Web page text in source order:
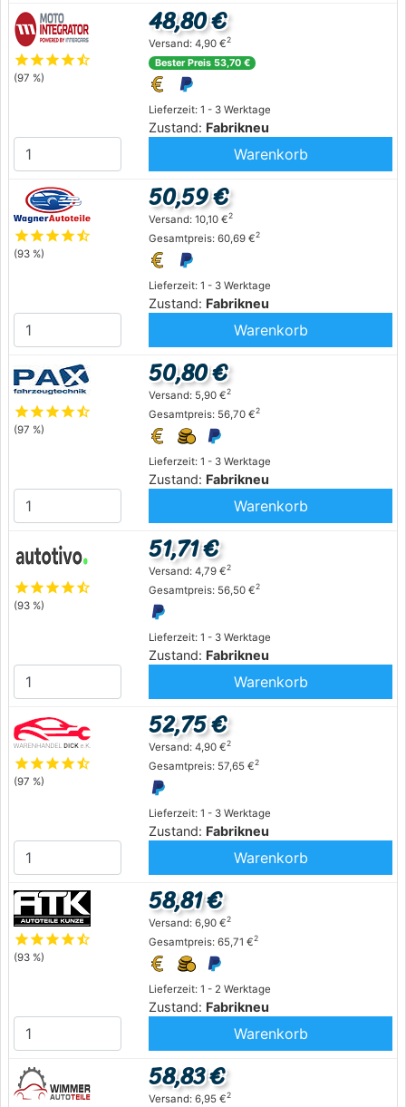
starstarstarstarstar_half
(97 %)
Lieferzeit: 1 - 3 Werktage
Zustand: Fabrikneu
48,80 €
Versand: 4,90 €2
Bester Preis 53,70 €
Warenkorb
starstarstarstarstar_half
(93 %)
Lieferzeit: 1 - 3 Werktage
Zustand: Fabrikneu
50,59 €
Versand: 10,10 €2
Gesamtpreis: 60,69 €2
Warenkorb
starstarstarstarstar_half
(97 %)
Lieferzeit: 1 - 3 Werktage
Zustand: Fabrikneu
50,80 €
Versand: 5,90 €2
Gesamtpreis: 56,70 €2
Warenkorb
starstarstarstarstar_half
(93 %)
Lieferzeit: 1 - 3 Werktage
Zustand: Fabrikneu
51,71 €
Versand: 4,79 €2
Gesamtpreis: 56,50 €2
Warenkorb
starstarstarstarstar_half
(97 %)
Lieferzeit: 1 - 3 Werktage
Zustand: Fabrikneu
52,75 €
Versand: 4,90 €2
Gesamtpreis: 57,65 €2
Warenkorb
starstarstarstarstar_half
(93 %)
Lieferzeit: 1 - 2 Werktage
Zustand: Fabrikneu
58,81 €
Versand: 6,90 €2
Gesamtpreis: 65,71 €2
Warenkorb
58,83 €
Versand: 6,95 €2